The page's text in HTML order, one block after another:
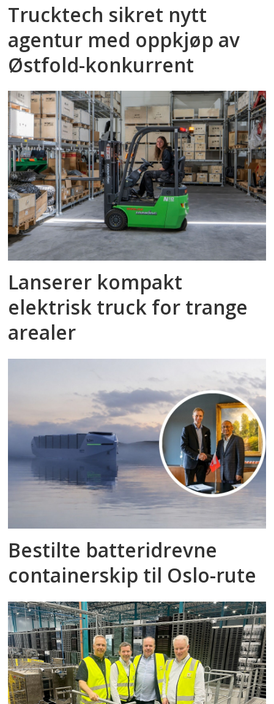
Trucktech sikret nytt
agentur med oppkjøp av
Østfold-konkurrent
Lanserer kompakt
elektrisk truck for trange
arealer
Bestilte batteridrevne
containerskip til Oslo-rute